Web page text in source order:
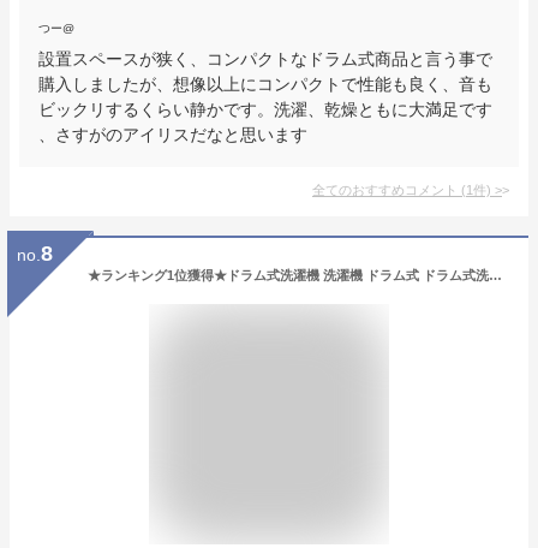
つー@
設置スペースが狭く、コンパクトなドラム式商品と言う事で
購入しましたが、想像以上にコンパクトで性能も良く、音も
ビックリするくらい静かです。洗濯、乾燥ともに大満足です
、さすがのアイリスだなと思います
全てのおすすめコメント (1件) >
no. 8
★ランキング1位獲得★ドラム式洗濯機 洗濯機 ドラム式 ドラム式洗濯乾燥機 アイリスオーヤマ 設置無料 洗濯8.0kg/乾燥4.0kg 左開き 乾燥機能付き 温水ヒーター搭載 乾燥機ドラム洗濯機 洗濯機乾燥付き FLK842-W【代金引換不可】【設置無料】